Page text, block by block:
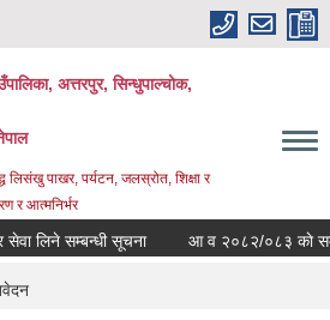
अत्तरपुर, सिन्धुपाल्चोक,
लिसंखु पाखर, पर्यटन, जलस्रोत, शिक्षा र
र आत्मनिर्भर
लिने सम्बन्धी सूचना आ व २०८२/०८३ काे